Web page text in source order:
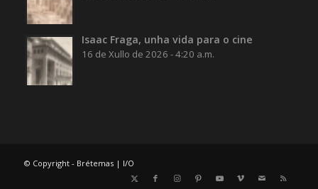
Isaac Fraga, unha vida para o cine
16 de Xullo de 2026 - 4:20 a.m.
© Copyright - Brétemas | I/O